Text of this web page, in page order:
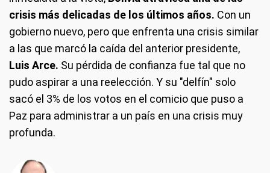
crisis más delicadas de los últimos años. Con un
gobierno nuevo, pero que enfrenta una crisis similar
a las que marcó la caída del anterior presidente,
Luis Arce. Su pérdida de confianza fue tal que no
pudo aspirar a una reelección. Y su "delfín" solo
sacó el 3% de los votos en el comicio que puso a
Paz para administrar a un país en una crisis muy
profunda.